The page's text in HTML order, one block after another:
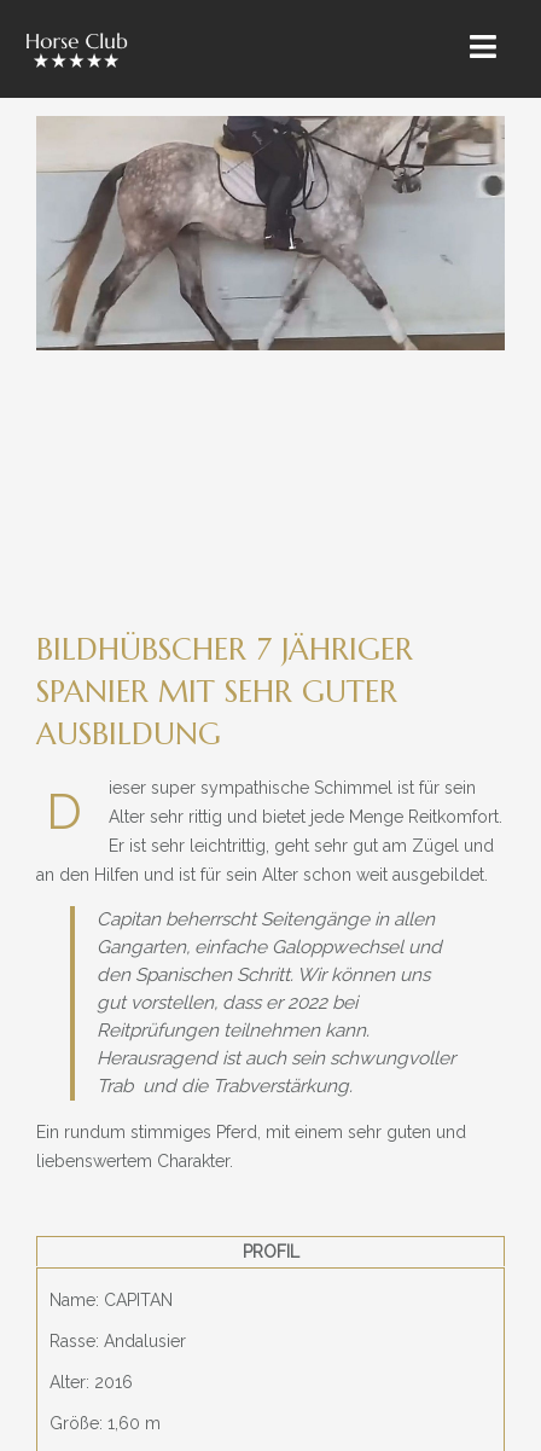
» STARTSEITE
» ÜBER UNS
» RIETBROCK PFERDE
» UNSER TEAM
» VERKAUF & VERMARKTUNG
» SHOP
BILDHÜBSCHER 7 JÄHRIGER
SPANIER MIT SEHR GUTER
AUSBILDUNG
D
ieser super sympathische Schimmel ist für sein
Alter sehr rittig und bietet jede Menge Reitkomfort.
Er ist sehr leichtrittig, geht sehr gut am Zügel und
an den Hilfen und ist für sein Alter schon weit ausgebildet.
Capitan beherrscht Seitengänge in allen
Gangarten, einfache Galoppwechsel und
den Spanischen Schritt. Wir können uns
gut vorstellen, dass er 2022 bei
Reitprüfungen teilnehmen kann.
Herausragend ist auch sein schwungvoller
Trab und die Trabverstärkung.
Ein rundum stimmiges Pferd, mit einem sehr guten und
liebenswertem Charakter.
PROFIL
Name: CAPITAN
Rasse: Andalusier
Alter: 2016
Größe: 1,60 m